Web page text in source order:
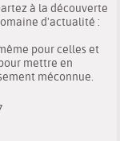
à la découverte
d'actualité :
pour celles et
mettre en
méconnue.